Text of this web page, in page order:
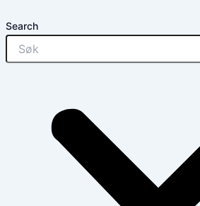
Search